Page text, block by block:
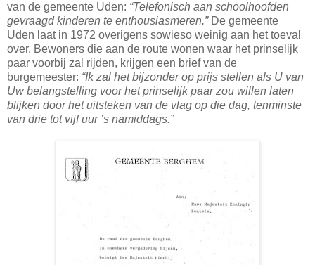
van de gemeente Uden: “Telefonisch aan schoolhoofden
gevraagd kinderen te enthousiasmeren.”De gemeente
Uden laat in 1972 overigens sowieso weinig aan het toeval
over. Bewoners die aan de route wonen waar het prinselijk
paar voorbij zal rijden, krijgen een brief van de
burgemeester: “Ik zal het bijzonder op prijs stellen als U van
Uw belangstelling voor het prinselijk paar zou willen laten
blijken door het uitsteken van de vlag op die dag, tenminste
van drie tot vijf uur ’s namiddags.”